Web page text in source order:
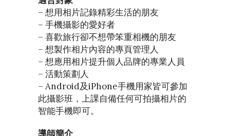
– 想用相片記錄精彩生活的朋友
– 手機攝影的愛好者
– 喜歡旅行卻不想帶笨重相機的朋友
– 想製作相片內容的專頁管理人
– 想應用相片提升個人品牌的專業人員
– 活動策劃人
– Android及iPhone手機用家皆可參加
此攝影班，上課自備任何可拍攝相片的
智能手機即可。
導師簡介